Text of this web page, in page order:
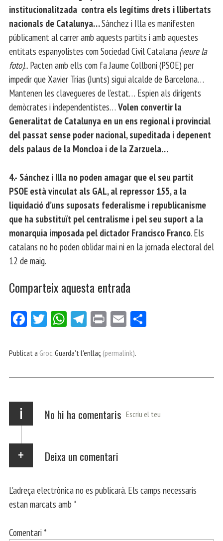
institucionalitzada contra els legítims drets i llibertats
nacionals de Catalunya…Sánchez i Illa es manifesten
públicament al carrer amb aquests partits i amb aquestes
entitats espanyolistes com Sociedad Civil Catalana (veure la
foto)... Pacten amb ells com fa Jaume Collboni (PSOE) per
impedir que Xavier Trias (Junts) sigui alcalde de Barcelona…
Mantenen les clavegueres de l’estat… Espien als dirigents
demòcrates i independentistes… Volen convertir la
Generalitat de Catalunya en un ens regional i provincial
del passat sense poder nacional, supeditada i depenent
dels palaus de la Moncloa i de la Zarzuela…
4.- Sánchez i Illa no poden amagar que el seu partit
PSOE està vinculat als GAL, al repressor 155, a la
liquidació d’uns suposats federalisme i republicanisme
que ha substituït pel centralisme i pel seu suport a la
monarquia imposada pel dictador Francisco Franco. Els
catalans no ho poden oblidar mai ni en la jornada electoral del
12 de maig.
Comparteix aquesta entrada
Fa
bo
Tw
er
W
ts
p
Te
gr
m
Pri E
ail
ei
Publicat a Groc. Guarda't l'enllaç (permalink).
i No hi ha comentaris Escriu el teu
Deixa un comentari
L'adreça electrònica no es publicarà. Els camps necessaris
estan marcats amb *
Comentari *